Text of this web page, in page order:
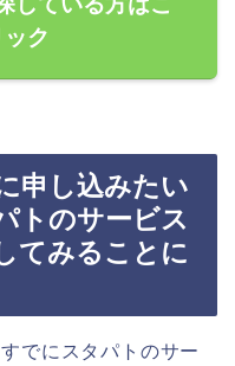
ク
申し込みたい
トのサービス
てみることに
でにスタパトのサー